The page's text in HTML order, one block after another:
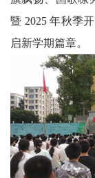
暨 2025 年秋季
启新学期篇章。